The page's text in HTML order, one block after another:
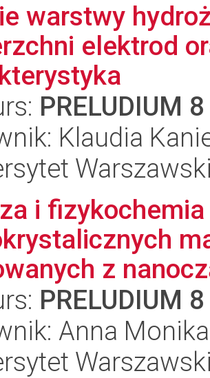
warstwy
elektrod
PRELUDIUM 8
Klaudia
i
z
PRELUDIUM 8
Anna